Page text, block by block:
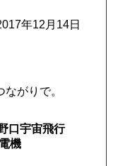
年12月14日
がりで。
口宇宙飛行
機